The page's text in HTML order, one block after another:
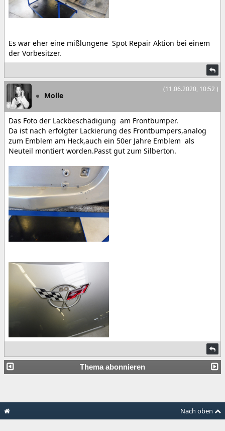
Es war eher eine mißlungene Spot Repair Aktion bei einem
der Vorbesitzer.
(11.06.2020, 10:52 )
Molle
Das Foto der Lackbeschädigung am Frontbumper.
Da ist nach erfolgter Lackierung des Frontbumpers,analog
zum Emblem am Heck,auch ein 50er Jahre Emblem als
Neuteil montiert worden.Passt gut zum Silberton.
Thema abonnieren
Nach oben